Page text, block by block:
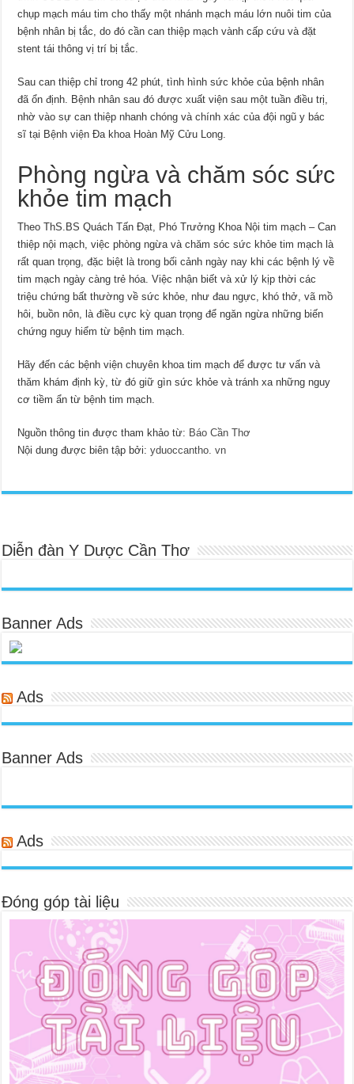
chụp mạch máu tim cho thấy một nhánh mạch máu lớn nuôi tim của
bệnh nhân bị tắc, do đó cần can thiệp mạch vành cấp cứu và đặt
stent tái thông vị trí bị tắc.
Sau can thiệp chỉ trong 42 phút, tình hình sức khỏe của bệnh nhân
đã ổn định. Bệnh nhân sau đó được xuất viện sau một tuần điều trị,
nhờ vào sự can thiệp nhanh chóng và chính xác của đội ngũ y bác
sĩ tại Bệnh viện Đa khoa Hoàn Mỹ Cửu Long.
Phòng ngừa và chăm sóc sức
khỏe tim mạch
Theo ThS.BS Quách Tấn Đạt, Phó Trưởng Khoa Nội tim mạch – Can
thiệp nội mạch, việc phòng ngừa và chăm sóc sức khỏe tim mạch là
rất quan trọng, đặc biệt là trong bối cảnh ngày nay khi các bệnh lý về
tim mạch ngày càng trẻ hóa. Việc nhận biết và xử lý kịp thời các
triệu chứng bất thường về sức khỏe, như đau ngực, khó thở, vã mồ
hôi, buồn nôn, là điều cực kỳ quan trọng để ngăn ngừa những biến
chứng nguy hiểm từ bệnh tim mạch.
Hãy đến các bệnh viện chuyên khoa tim mạch để được tư vấn và
thăm khám định kỳ, từ đó giữ gìn sức khỏe và tránh xa những nguy
cơ tiềm ẩn từ bệnh tim mạch.
Nguồn thông tin được tham khảo từ: Báo Cần Thơ
Nội dung được biên tập bởi:yduoccantho. vn
Diễn đàn Y Dược Cần Thơ
Banner Ads
Ads
Banner Ads
Ads
Đóng góp tài liệu